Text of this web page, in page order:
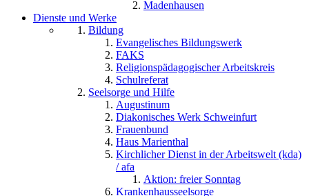
Madenhausen
Dienste und Werke
Bildung
Evangelisches Bildungswerk
FAKS
Religionspädagogischer Arbeitskreis
Schulreferat
Seelsorge und Hilfe
Augustinum
Diakonisches Werk Schweinfurt
Frauenbund
Haus Marienthal
Kirchlicher Dienst in der Arbeitswelt (kda)
/ afa
Aktion: freier Sonntag
Krankenhausseelsorge